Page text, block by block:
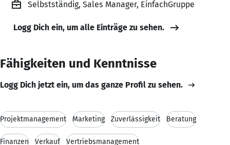
Selbstständig, Sales Manager, EinfachGruppe
Logg Dich ein, um alle Einträge zu sehen.
Fähigkeiten und Kenntnisse
Logg Dich jetzt ein, um das ganze Profil zu sehen.
Projektmanagement Marketing Zuverlässigkeit Beratung
Finanzen Verkauf Vertriebsmanagement